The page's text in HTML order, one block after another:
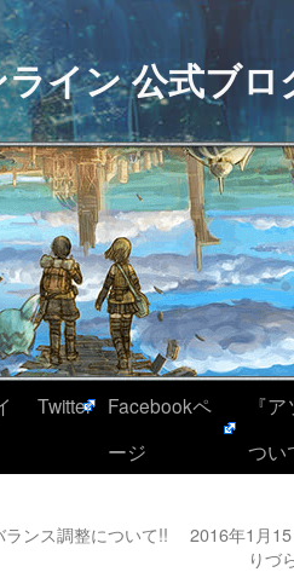
イン 公式ブロ
Twitter
Facebookペ
ージ
『
つい
ンス調整について!!
2016年1月
りづ